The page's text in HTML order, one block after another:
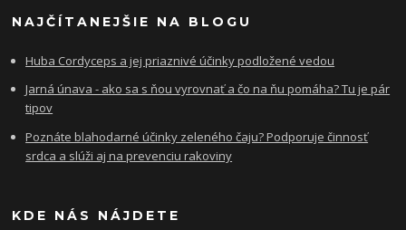
NAJČÍTANEJŠIE NA BLOGU
Huba Cordyceps a jej priaznivé účinky podložené vedou
Jarná únava - ako sa s ňou vyrovnať a čo na ňu pomáha? Tu je pár
tipov
Poznáte blahodarné účinky zeleného čaju? Podporuje činnosť
srdca a slúži aj na prevenciu rakoviny
KDE NÁS NÁJDETE